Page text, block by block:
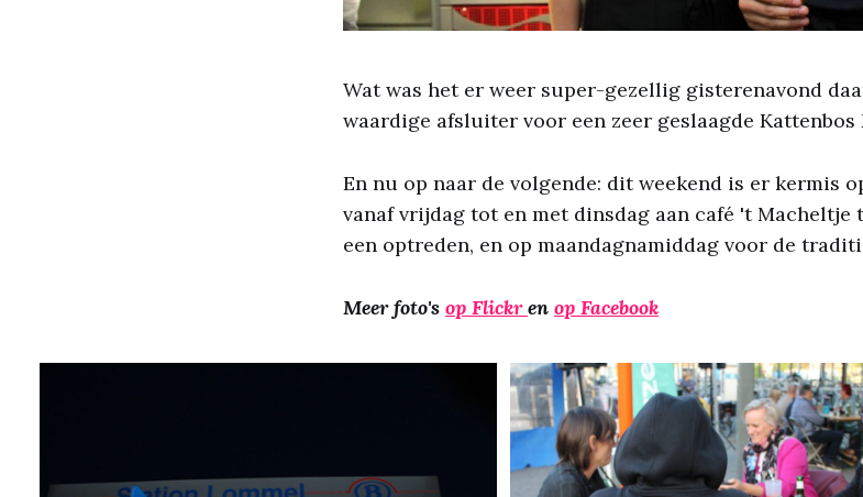
Wat was het er weer super-gezellig gisterenavond
waardige afsluiter voor een zeer geslaagde Kattenbos
En nu op naar de volgende: dit weekend is er kermis
vanaf vrijdag tot en met dinsdag aan café 't Macheltje
een optreden, en op maandagnamiddag voor de
Meer foto's op Flickren op Facebook